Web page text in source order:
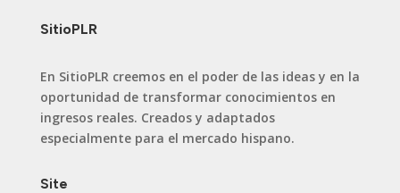
SitioPLR
En SitioPLR creemos en el poder de las ideas y en la
oportunidad de transformar conocimientos en
ingresos reales. Creados y adaptados
especialmente para el mercado hispano.
Site